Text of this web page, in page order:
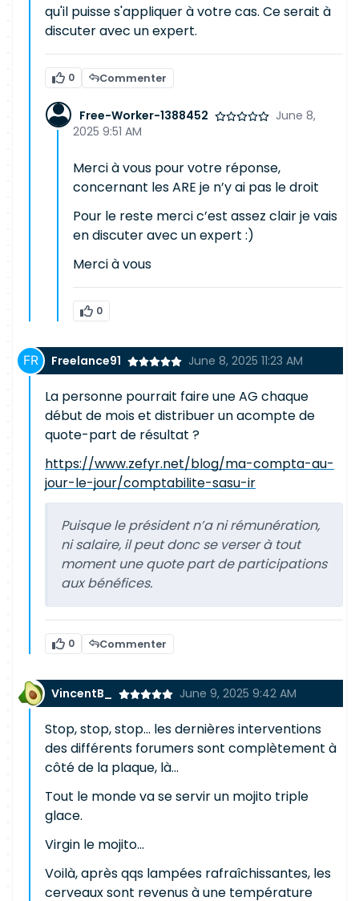
qu'il puisse s'appliquer à votre cas. Ce serait à
discuter avec un expert.
0 Commenter
Free-Worker-1388452
June 8,
2025 9:51 AM
Merci à vous pour votre réponse,
concernant les ARE je n’y ai pas le droit
Pour le reste merci c’est assez clair je vais
en discuter avec un expert :)
Merci à vous
0
Freelance91 June 8, 2025 11:23 AM
La personne pourrait faire une AG chaque
début de mois et distribuer un acompte de
quote-part de résultat ?
https://www.zefyr.net/blog/ma-compta-au-
jour-le-jour/comptabilite-sasu-ir
Puisque le président n’a ni rémunération,
ni salaire, il peut donc se verser à tout
moment une quote part de participations
aux bénéfices.
0 Commenter
VincentB_ June 9, 2025 9:42 AM
Stop, stop, stop... les dernières interventions
des différents forumers sont complètement à
côté de la plaque, là...
Tout le monde va se servir un mojito triple
glace.
Virgin le mojito...
Voilà, après qqs lampées rafraîchissantes, les
cerveaux sont revenus à une température